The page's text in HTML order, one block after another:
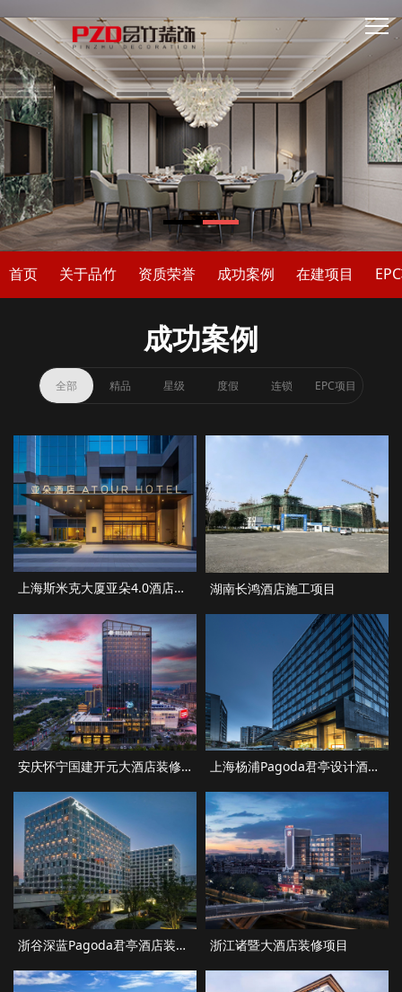
首页 关于品竹 资质荣誉 成功案例 在建项目
成功案例
全部 精品 星级 度假 连锁 EPC项目
上海斯米克大厦亚朵4.0酒店装修案例 湖南长鸿酒店施工项目
安庆怀宁国建开元大酒店装修项目 上海杨浦Pagoda君亭设计酒店装修项目
浙谷深蓝Pagoda君亭酒店装修项目 浙江诸暨大酒店装修项目